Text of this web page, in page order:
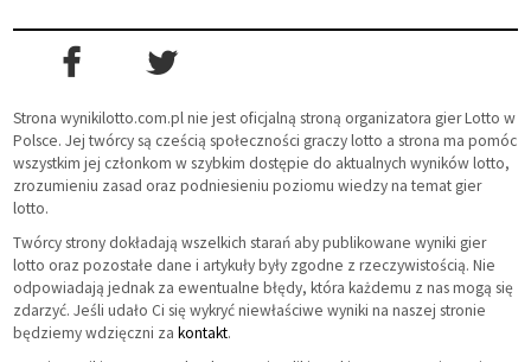
Strona wynikilotto.com.pl nie jest oficjalną stroną organizatora gier Lotto w
Polsce. Jej twórcy są cześcią społeczności graczy lotto a strona ma pomóc
wszystkim jej członkom w szybkim dostępie do aktualnych wyników lotto,
zrozumieniu zasad oraz podniesieniu poziomu wiedzy na temat gier
lotto.
Twórcy strony dokładają wszelkich starań aby publikowane wyniki gier
lotto oraz pozostałe dane i artykuły były zgodne z rzeczywistością. Nie
odpowiadają jednak za ewentualne błędy, która każdemu z nas mogą się
zdarzyć. Jeśli udało Ci się wykryć niewłaściwe wyniki na naszej stronie
będziemy wdzięczni zakontakt.